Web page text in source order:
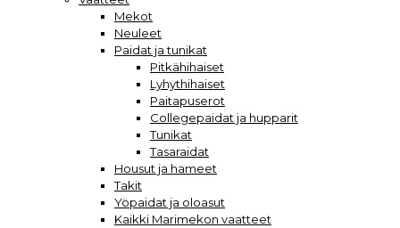
Mekot
Neuleet
Paidat ja tunikat
Pitkähihaiset
Lyhythihaiset
Paitapuserot
Collegepaidat ja hupparit
Tunikat
Tasaraidat
Housut ja hameet
Takit
Yöpaidat ja oloasut
Kaikki Marimekon vaatteet